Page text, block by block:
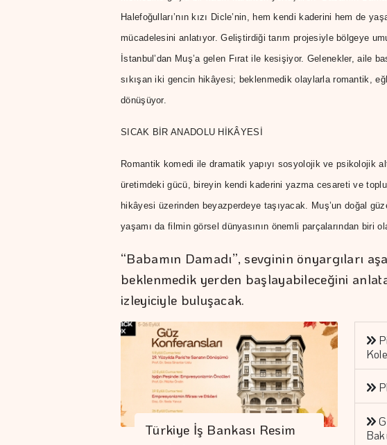
Halefoğulları’nın kızı Dicle’nin, hem kendi kaderini hem de
mücadelesini anlatıyor. Geliştirdiği tarım projesiyle bölgeye
İstanbul’dan Muş’a gelen Fırat ile kesişiyor. Gelenekler, aile
sıkışan iki gencin hikâyesi; beklenmedik olaylarla romantik,
dönüşüyor.
SICAK BİR ANADOLU HİKÂYESİ
Romantik komedi ile dramatik yapıyı sosyolojik ve psikolojik
üretimdeki gücü, bireyin kendi kaderini yazma cesareti ve
hikâyesi üzerinden beyazperdeye taşıyacak. Muş’un doğal
yaşamı da filmin görsel dünyasının önemli parçalarından biri
“Babamın Damadı”, sevginin önyargıları
beklenmedik yerden başlayabileceğini
izleyiciyle buluşacak.
Türkiye İş Bankası Resim